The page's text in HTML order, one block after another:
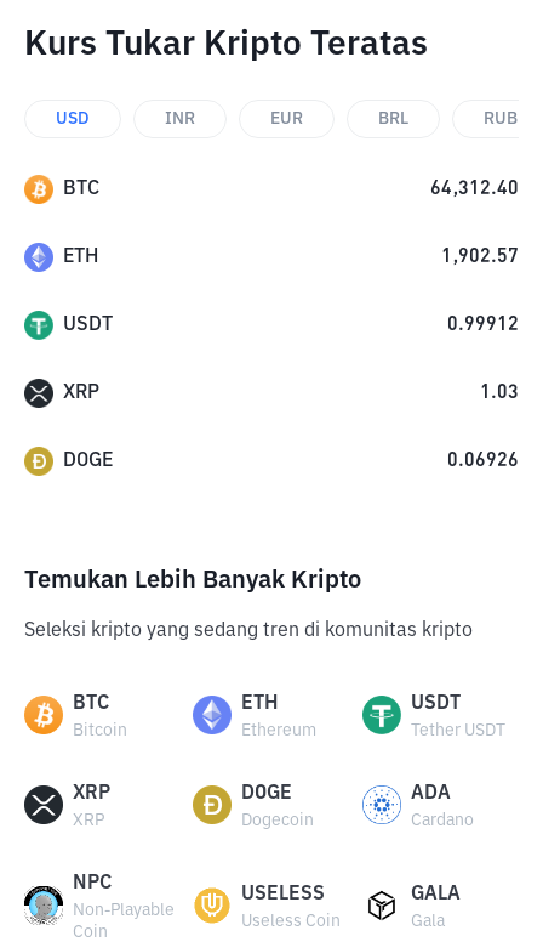
Kurs Tukar Kripto Teratas
USD INR EUR BRL RUB
BTC 64,312.40
ETH 1,902.57
USDT 0.99912
XRP 1.03
DOGE 0.06926
Temukan Lebih Banyak Kripto
Seleksi kripto yang sedang tren di komunitas kripto
BTC
Bitcoin
ETH
Ethereum
USDT
Tether USDT
XRP
XRP
DOGE
Dogecoin
ADA
Cardano
NPC
Non-Playable
Coin
USELESS
Useless Coin
GALA
Gala